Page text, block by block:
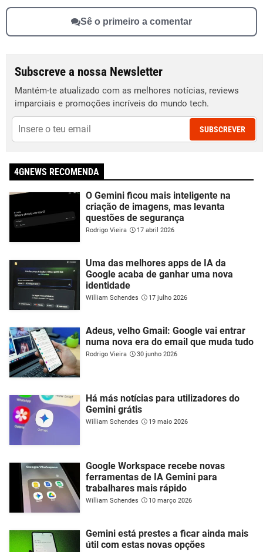
Sê o primeiro a comentar
Subscreve a nossa Newsletter
Mantém-te atualizado com as melhores notícias, reviews
imparciais e promoções incríveis do mundo tech.
SUBSCREVER
4GNEWS RECOMENDA
O Gemini ficou mais inteligente na
criação de imagens, mas levanta
questões de segurança
Rodrigo Vieira 17 abril 2026
Uma das melhores apps de IA da
Google acaba de ganhar uma nova
identidade
William Schendes 17 julho 2026
Adeus, velho Gmail: Google vai entrar
numa nova era do email que muda tudo
Rodrigo Vieira 30 junho 2026
Há más notícias para utilizadores do
Gemini grátis
William Schendes 19 maio 2026
Google Workspace recebe novas
ferramentas de IA Gemini para
trabalhares mais rápido
William Schendes 10 março 2026
Gemini está prestes a ficar ainda mais
útil com estas novas opções